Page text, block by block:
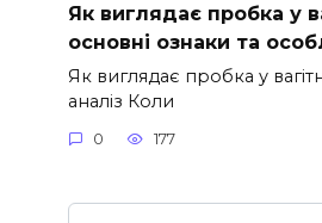
Як виглядає пробка у
основні ознаки та
Як виглядає пробка у
аналіз Коли
0 177